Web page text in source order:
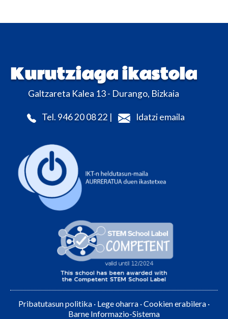
Kurutziaga ikastola
Galtzareta Kalea 13 - Durango, Bizkaia
Tel. 946 20 08 22 | Idatzi emaila
Pribatutasun politika · Lege oharra ·Cookien erabilera ·
Barne Informazio-Sistema